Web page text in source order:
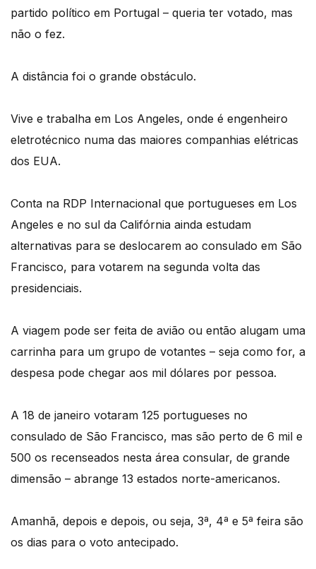
partido político em Portugal – queria ter votado, mas
não o fez.
A distância foi o grande obstáculo.
Vive e trabalha em Los Angeles, onde é engenheiro
eletrotécnico numa das maiores companhias elétricas
dos EUA.
Conta na RDP Internacional que portugueses em Los
Angeles e no sul da Califórnia ainda estudam
alternativas para se deslocarem ao consulado em São
Francisco, para votarem na segunda volta das
presidenciais.
A viagem pode ser feita de avião ou então alugam uma
carrinha para um grupo de votantes – seja como for, a
despesa pode chegar aos mil dólares por pessoa.
A 18 de janeiro votaram 125 portugueses no
consulado de São Francisco, mas são perto de 6 mil e
500 os recenseados nesta área consular, de grande
dimensão – abrange 13 estados norte-americanos.
Amanhã, depois e depois, ou seja, 3ª, 4ª e 5ª feira são
os dias para o voto antecipado.